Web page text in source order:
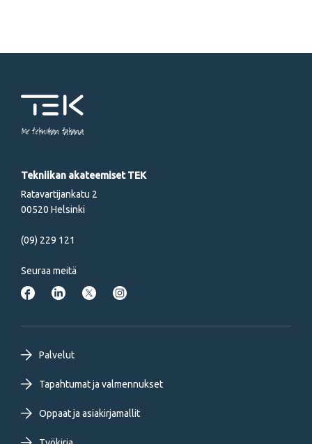
Me tekniikan takana
Tekniikan akateemiset TEK
Ratavartijankatu 2
00520 Helsinki
(09) 229 121
Seuraa meitä
Footer
primary
menu
Palvelut
Tapahtumat ja valmennukset
Oppaat ja asiakirjamallit